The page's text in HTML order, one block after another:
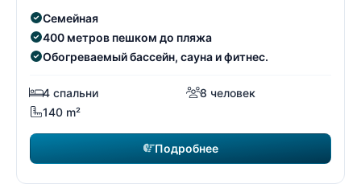
Семейная
400 метров пешком до пляжа
Обогреваемый бассейн, сауна и фитнес.
4 спальни
8 человек
140 m²
Подробнее